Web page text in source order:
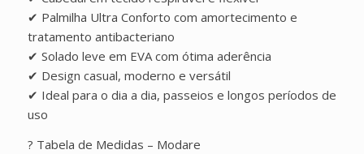
✔ Palmilha Ultra Conforto com amortecimento e
tratamento antibacteriano
✔ Solado leve em EVA com ótima aderência
✔ Design casual, moderno e versátil
✔ Ideal para o dia a dia, passeios e longos períodos de
uso
? Tabela de Medidas – Modare